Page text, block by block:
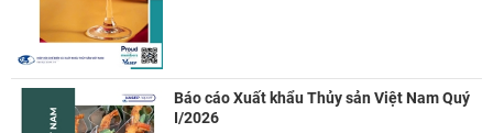
Báo cáo Xuất khẩu Thủy sản Việt Nam Quý
I/2026